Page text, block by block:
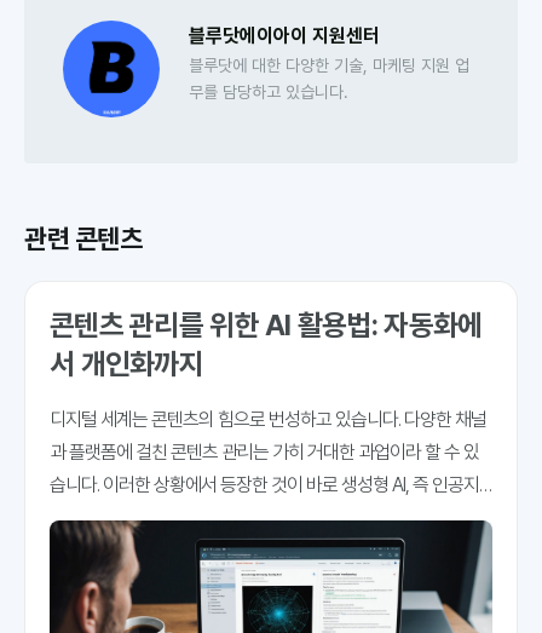
블루닷에이아이 지원센터
블루닷에 대한 다양한 기술, 마케팅 지원 업
무를 담당하고 있습니다.
관련 콘텐츠
콘텐츠 관리를 위한 AI 활용법: 자동화에
서 개인화까지
디지털 세계는 콘텐츠의 힘으로 번성하고 있습니다. 다양한 채널
과 플랫폼에 걸친 콘텐츠 관리는 가히 거대한 과업이라 할 수 있
습니다. 이러한 상황에서 등장한 것이 바로 생성형 AI, 즉 인공지
능 기술입니다. 이는 그동안 우리가 콘텐츠를 창조하고, 관리하
며, 전달하는 방식에 혁신적인 변화를 가져왔습니다. 자연어